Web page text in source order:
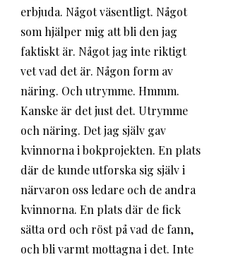
erbjuda. Något väsentligt. Något
som hjälper mig att bli den jag
faktiskt är. Något jag inte riktigt
vet vad det är. Någon form av
näring. Och utrymme. Hmmm.
Kanske är det just det. Utrymme
och näring. Det jag själv gav
kvinnorna i bokprojekten. En plats
där de kunde utforska sig själv i
närvaron oss ledare och de andra
kvinnorna. En plats där de fick
sätta ord och röst på vad de fann,
och bli varmt mottagna i det. Inte